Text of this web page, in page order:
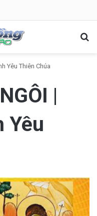
Yêu Thiên Chúa
|
Yêu